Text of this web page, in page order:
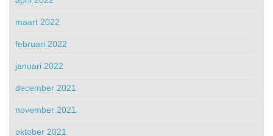
maart 2022
februari 2022
januari 2022
december 2021
november 2021
oktober 2021